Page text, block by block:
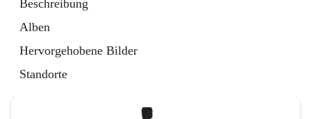
Beschreibung
Alben
Hervorgehobene Bilder
Standorte